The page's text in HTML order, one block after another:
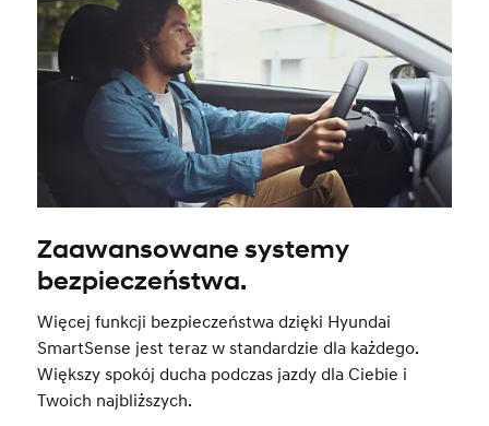
Zaawansowane systemy
bezpieczeństwa.
Więcej funkcji bezpieczeństwa dzięki Hyundai
SmartSense jest teraz w standardzie dla każdego.
Większy spokój ducha podczas jazdy dla Ciebie i
Twoich najbliższych.